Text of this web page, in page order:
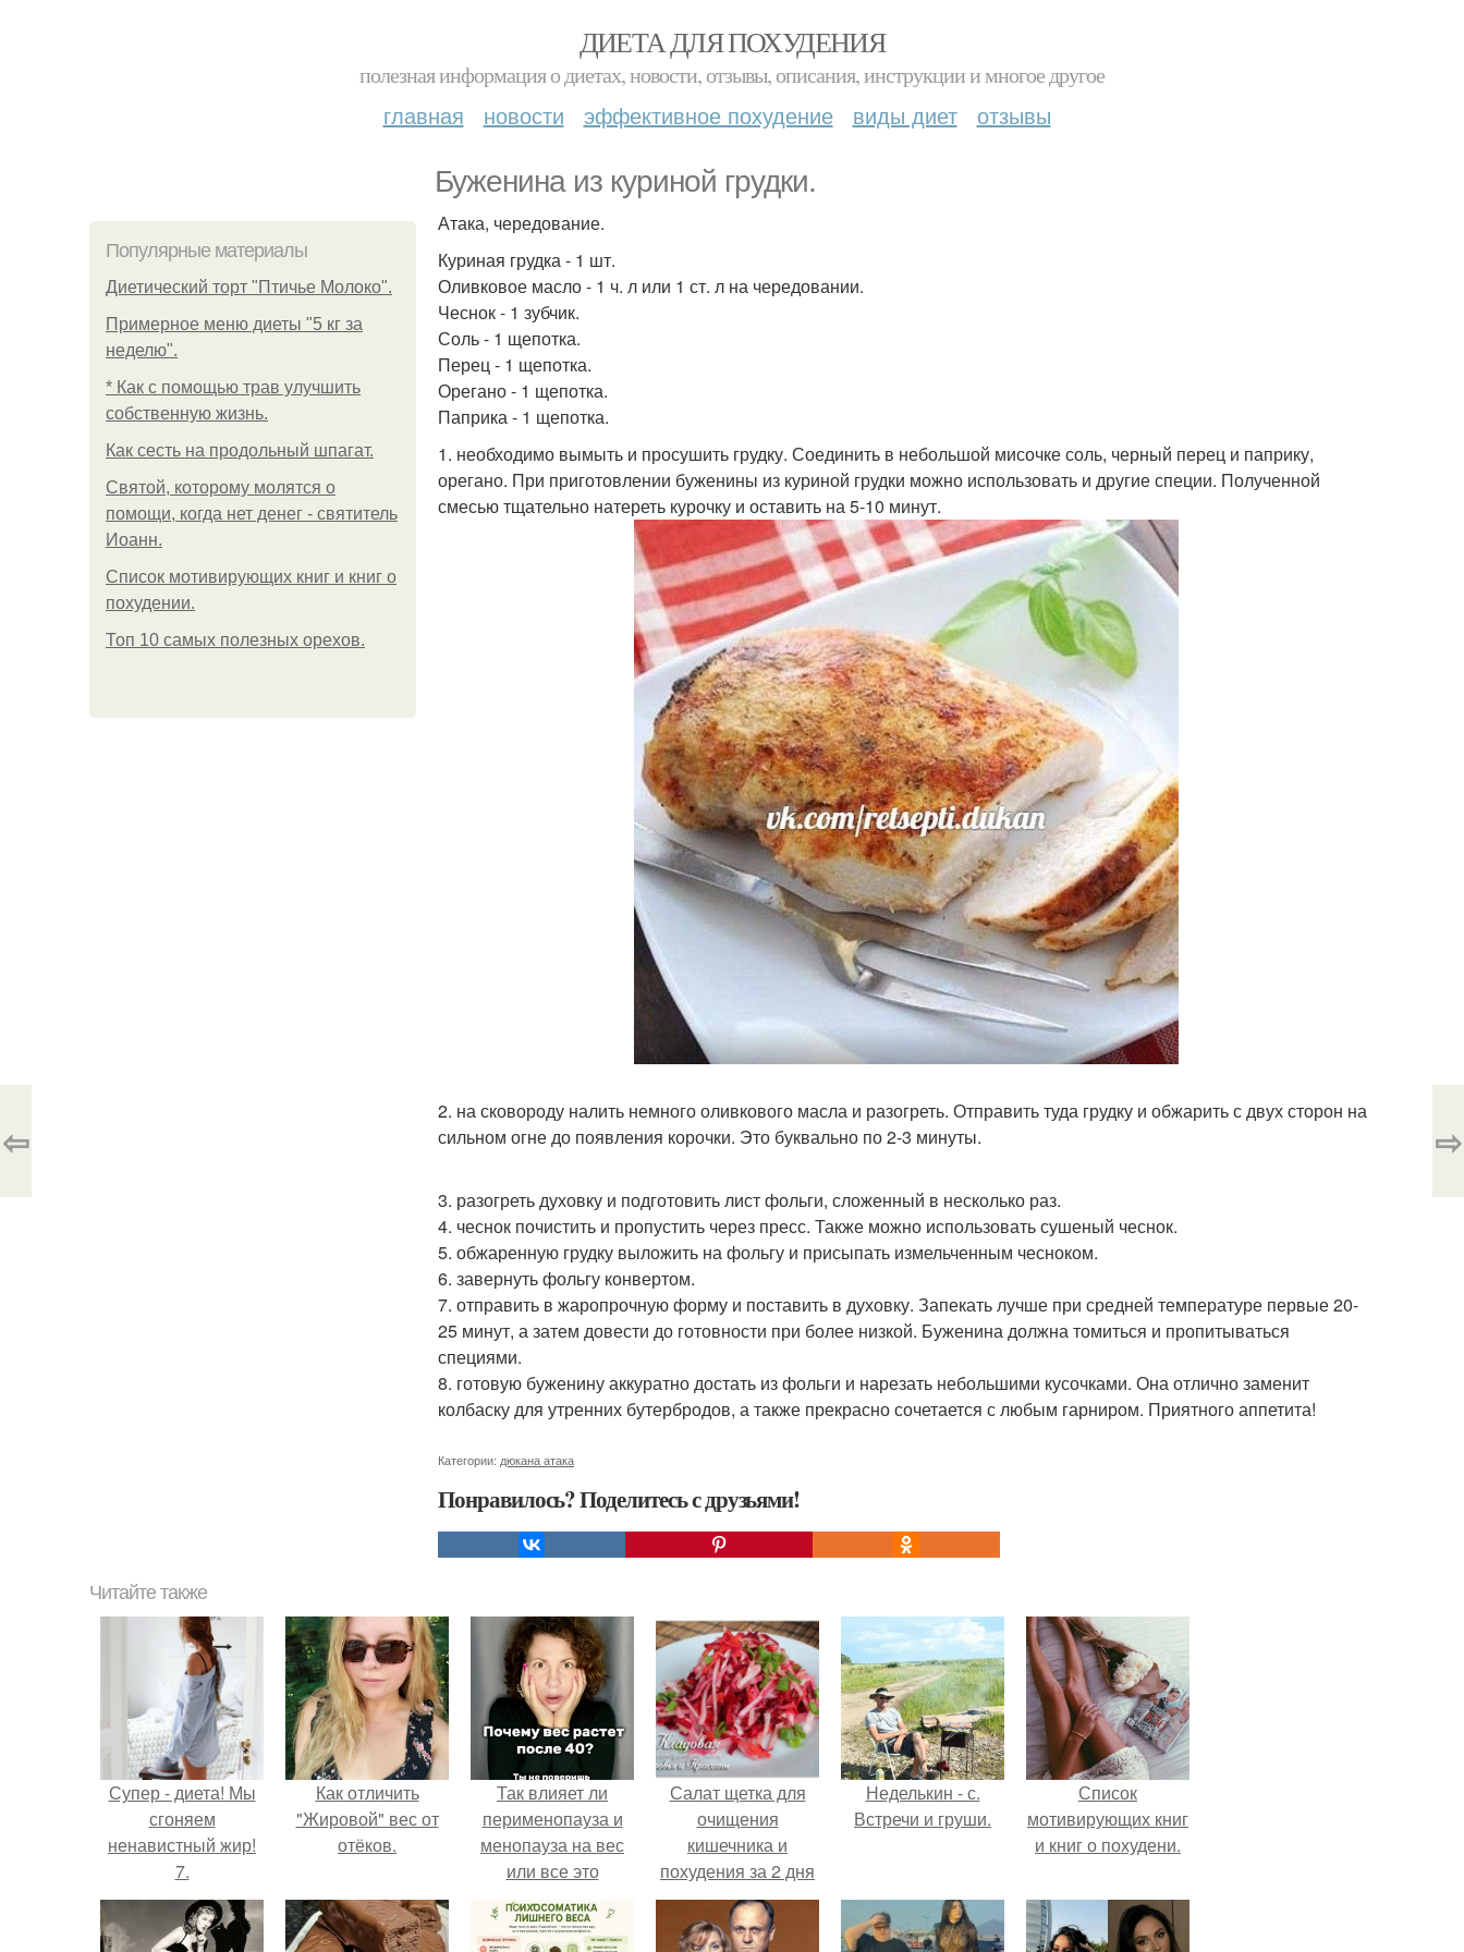
ДИЕТА ДЛЯ ПОХУДЕНИЯ
полезная информация о диетах, новости, отзывы, описания, инструкции и многое другое
главная новости эффективное похудение виды диет отзывы
Буженина из куриной грудки.
Популярные материалы
Диетический торт "Птичье Молоко".
Примерное меню диеты "5 кг за
неделю".
* Как с помощью трав улучшить
собственную жизнь.
Как сесть на продольный шпагат.
Святой, которому молятся о
помощи, когда нет денег - святитель
Иоанн.
Список мотивирующих книг и книг о
похудении.
Топ 10 самых полезных орехов.
Атака, чередование.
Куриная грудка - 1 шт.
Оливковое масло - 1 ч. л или 1 ст. л на чередовании.
Чеснок - 1 зубчик.
Соль - 1 щепотка.
Перец - 1 щепотка.
Орегано - 1 щепотка.
Паприка - 1 щепотка.
1. необходимо вымыть и просушить грудку. Соединить в небольшой мисочке соль, черный перец и паприку,
орегано. При приготовлении буженины из куриной грудки можно использовать и другие специи. Полученной
смесью тщательно натереть курочку и оставить на 5-10 минут.
2. на сковороду налить немного оливкового масла и разогреть. Отправить туда грудку и обжарить с двух сторон на
сильном огне до появления корочки. Это буквально по 2-3 минуты.
3. разогреть духовку и подготовить лист фольги, сложенный в несколько раз.
4. чеснок почистить и пропустить через пресс. Также можно использовать сушеный чеснок.
5. обжаренную грудку выложить на фольгу и присыпать измельченным чесноком.
6. завернуть фольгу конвертом.
7. отправить в жаропрочную форму и поставить в духовку. Запекать лучше при средней температуре первые 20-
25 минут, а затем довести до готовности при более низкой. Буженина должна томиться и пропитываться
специями.
8. готовую буженину аккуратно достать из фольги и нарезать небольшими кусочками. Она отлично заменит
колбаску для утренних бутербродов, а также прекрасно сочетается с любым гарниром. Приятного аппетита!
Категории: дюкана атака
Понравилось? Поделитесь с друзьями!
⇦ ⇨
Читайте также
Супер - диета! Мы
сгоняем
ненавистный жир!
7.
Как отличить
"Жировой" вес от
отёков.
Так влияет ли
перименопауза и
менопауза на вес
или все это
ерунда?
Салат щетка для
очищения
кишечника и
похудения за 2 дня
без диеты. Салат
"Метелка" для
Неделькин - с.
Встречи и груши.
Список
мотивирующих книг
и книг о похудени.